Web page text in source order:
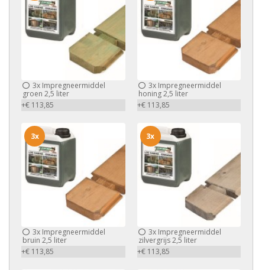
3x Impregneermiddel
groen 2,5 liter
+€ 113,85
3xImpregneermiddel
honing 2,5 liter
+€ 113,85
3x Impregneermiddel
bruin 2,5 liter
+€ 113,85
3x
3xImpregneermiddel
zilvergrijs 2,5 liter
+€ 113,85
3x